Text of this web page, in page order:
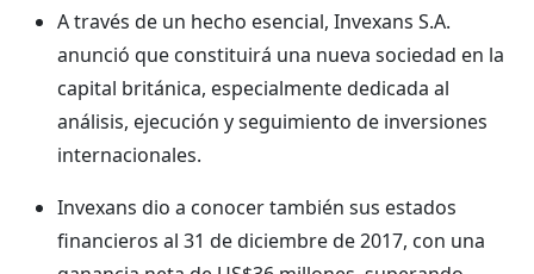
A través de un hecho esencial, Invexans S.A.
anunció que constituirá una nueva sociedad en la
capital británica, especialmente dedicada al
análisis, ejecución y seguimiento de inversiones
internacionales.
Invexans dio a conocer también sus estados
financieros al 31 de diciembre de 2017, con una